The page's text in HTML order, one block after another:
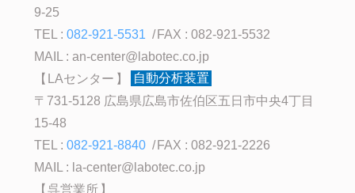
9-25
TEL :082-921-5531
FAX : 082-921-5532
MAIL :an-center@labotec.co.jp
LAセンター
自動分析装置
〒731-5128 広島県広島市佐伯区五日市中央4丁目
15-48
TEL :082-921-8840
FAX : 082-921-2226
MAIL : la-center@labotec.co.jp
呉営業所